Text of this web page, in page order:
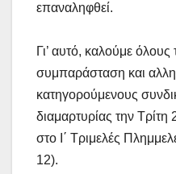
επαναληφθεί.
Γι’ αυτό, καλούμε
συμπαράσταση και
κατηγορούμενους
διαμαρτυρίας την
στο Ι΄ Τριμελές
12).